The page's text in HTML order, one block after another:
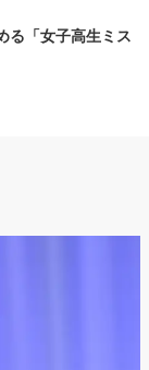
る「女子高生ミス